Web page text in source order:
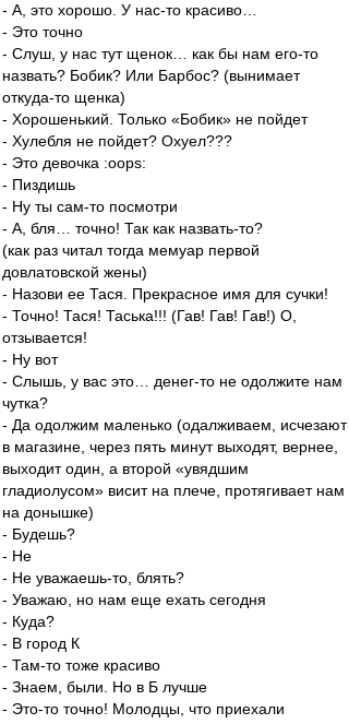
- А, это хорошо. У нас-то красиво…
- Это точно
- Слуш, у нас тут щенок… как бы нам его-то
назвать? Бобик? Или Барбос? (вынимает
откуда-то щенка)
- Хорошенький. Только «Бобик» не пойдет
- Хулебля не пойдет? Охуел???
- Это девочка :oops:
- Пиздишь
- Ну ты сам-то посмотри
- А, бля… точно! Так как назвать-то?
(как раз читал тогда мемуар первой
довлатовской жены)
- Назови ее Тася. Прекрасное имя для сучки!
- Точно! Тася! Таська!!! (Гав! Гав! Гав!) О,
отзывается!
- Ну вот
- Слышь, у вас это… денег-то не одолжите нам
чутка?
- Да одолжим маленько (одалживаем, исчезают
в магазине, через пять минут выходят, вернее,
выходит один, а второй «увядшим
гладиолусом» висит на плече, протягивает нам
на донышке)
- Будешь?
- Не
- Не уважаешь-то, блять?
- Уважаю, но нам еще ехать сегодня
- Куда?
- В город К
- Там-то тоже красиво
- Знаем, были. Но в Б лучше
- Это-то точно! Молодцы, что приехали